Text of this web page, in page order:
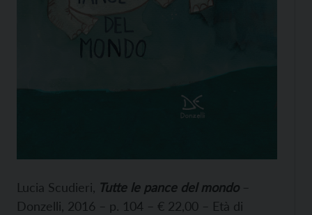
Lucia Scudieri, Tutte le pance del mondo–
Donzelli, 2016 – p. 104 – € 22,00 – Età di